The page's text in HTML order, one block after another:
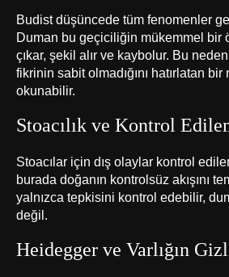
Budist düşüncede tüm fenomenler
Duman bu geçiciliğin mükemmel bir
çıkar, şekil alır ve kaybolur. Bu
fikrinin sabit olmadığını hatırlatan
okunabilir.
Stoacılık ve Kontrol
Stoacılar için dış olaylar kontrol
burada doğanın kontrolsüz akışını
yalnızca tepkisini kontrol edebilir,
değil.
Heidegger ve Varlığın